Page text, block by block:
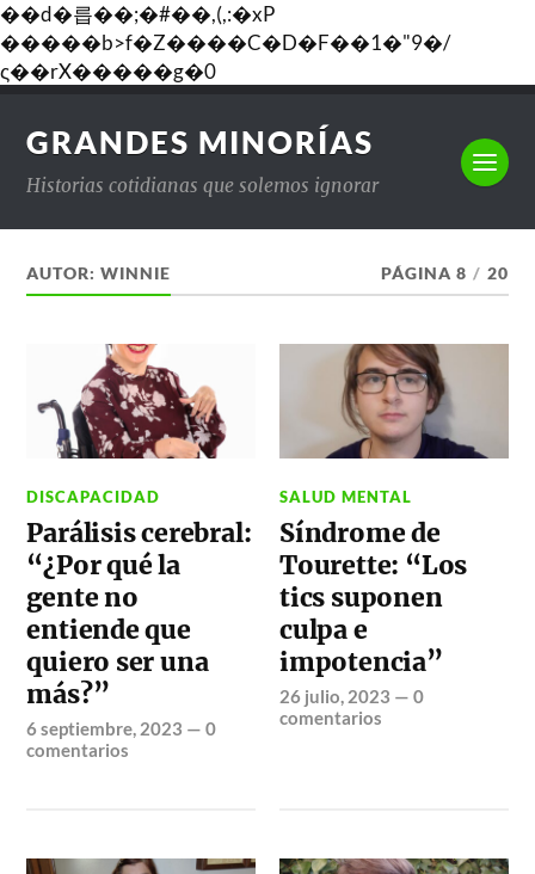
��d�릅��;�#��,(,:�xP
�����b>f�Z����C�D�F��1�"9�/
ς��rX�����g�0
GRANDES MINORÍAS
Historias cotidianas que solemos ignorar
AUTOR:WINNIE PÁGINA 8 / 20
DISCAPACIDAD
Parálisis cerebral:
“¿Por qué la
gente no
entiende que
quiero ser una
más?”
6 septiembre, 2023 —0
comentarios
SALUD MENTAL
Síndrome de
Tourette: “Los
tics suponen
culpa e
impotencia”
26 julio, 2023 —0
comentarios